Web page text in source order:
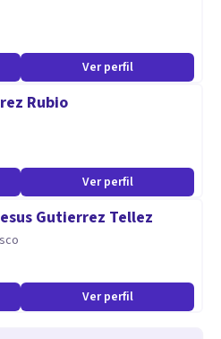
Ver perfil
Rubio
Ver perfil
Gutierrez Tellez
Ver perfil